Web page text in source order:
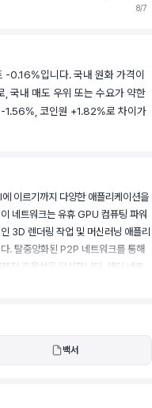
8/7
-0.16%입니다. 국내 원화 가격이
, 국내 매도 우위 또는 수요가 약한
1.56%, 코인원 +1.82%로 차이가
이르기까지 다양한 애플리케이션을
네트워크는 유휴 GPU 컴퓨팅 파워
3D 렌더링 작업 및 머신러닝 애플리
. 탈중앙화된 P2P 네트워크를 통해
적 효율성을 달성합니다. 렌더 네트
떠오르는 디지털 경제를 위한 서비
백서